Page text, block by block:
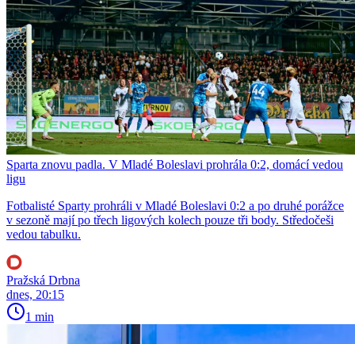
Sparta znovu padla. V Mladé Boleslavi prohrála 0:2, domácí vedou
ligu
Fotbalisté Sparty prohráli v Mladé Boleslavi 0:2 a po druhé porážce
v sezoně mají po třech ligových kolech pouze tři body. Středočeši
vedou tabulku.
Pražská Drbna
dnes, 20:15
1 min